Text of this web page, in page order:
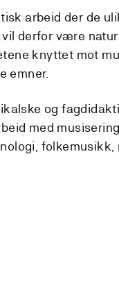
arbeid der de
derfor være
knyttet mot
emner.
og
med
folkemusikk,